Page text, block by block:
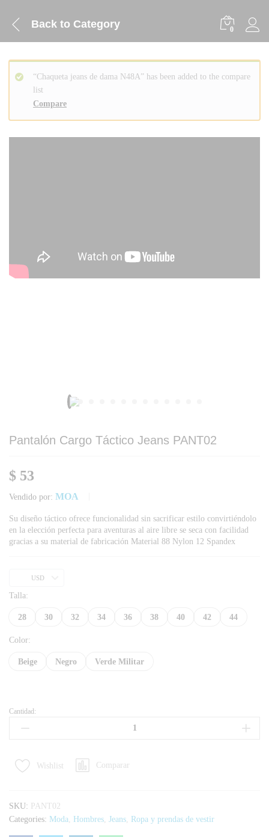
Back to Category 0
Compare
“Chaqueta jeans de dama N48A” has been added to the compare
list
Pantalón Cargo Táctico Jeans PANT02
$ 53
Vendido por: MOA
Su diseño táctico ofrece funcionalidad sin sacrificar estilo convirtiéndolo
en la elección perfecta para aventuras al aire libre se seca con facilidad
gracias a su material de fabricación Material 88 Nylon 12 Spandex
USD
Talla:
28 30 32 34 36 38 40 42 44
Color:
Beige Negro Verde Militar
Cantidad:
Wishlist Comparar
SKU: PANT02
Categories: Moda Hombres Jeans Ropa y prendas de vestir